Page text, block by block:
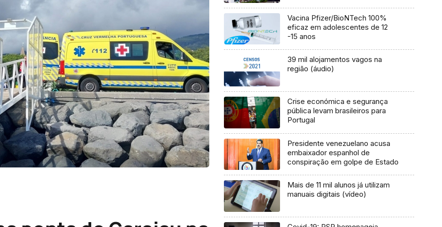
Vacina Pfizer/BioNTech 100%
eficaz em adolescentes de 12
-15 anos
39 mil alojamentos vagos na
região (áudio)
Crise económica e segurança
pública levam brasileiros para
Portugal
Presidente venezuelano acusa
embaixador espanhol de
conspiração em golpe de Estado
Mais de 11 mil alunos já utilizam
manuais digitais (vídeo)